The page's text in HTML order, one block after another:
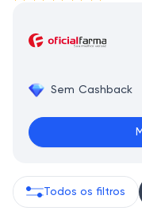
Sem Cashback
Todos os filtros